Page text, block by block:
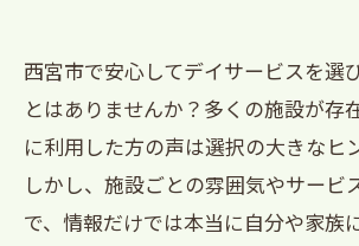
西宮市で安心してデイサービスを選
とはありませんか？多くの施設が存
に利用した方の声は選択の大きなヒ
しかし、施設ごとの雰囲気やサービ
で、情報だけでは本当に自分や家族